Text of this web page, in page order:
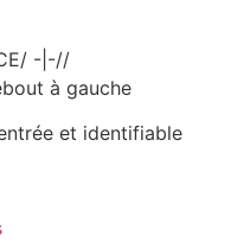
-|-//
à gauche
et identifiable